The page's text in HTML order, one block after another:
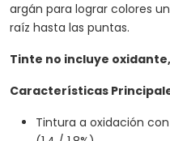
argán para lograr colores
raíz hasta las puntas.
Tinte no incluye oxidante,
Características
Tintura a oxidación